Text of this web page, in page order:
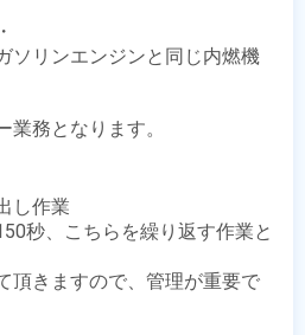
ソリンエンジンと同じ内燃機
務となります。
し作業
秒、こちらを繰り返す作業と
頂きますので、管理が重要で